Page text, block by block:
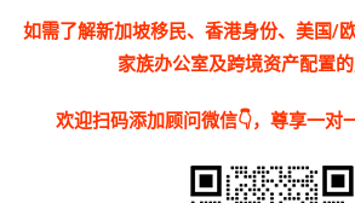
如需了解新加坡移民、香港身份、美国/
家族办公室及跨境资产配置
欢迎扫码添加顾问微信👇，尊享一对